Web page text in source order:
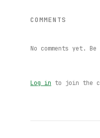
COMMENTS
No comments yet.
Log in to join the